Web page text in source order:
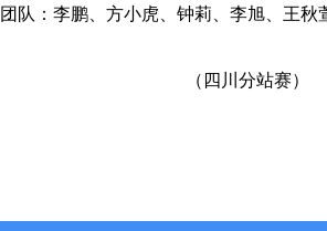
队：李鹏、方小虎、钟莉、李旭、王秋
（四川分站赛）